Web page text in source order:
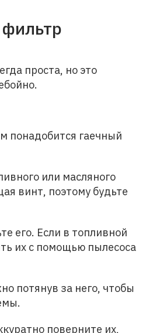
проста, но это
понадобится гаечный
или масляного
винт, поэтому будьте
его. Если в топливной
их с помощью пылесоса
потянув за него, чтобы
поверните их,